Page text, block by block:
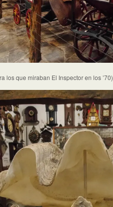
los que miraban El Inspector en los ’70)